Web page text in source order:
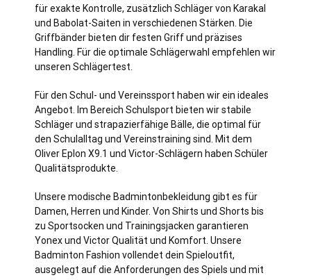
für exakte Kontrolle, zusätzlich Schläger von Karakal
und Babolat-Saiten in verschiedenen Stärken. Die
Griffbänder bieten dir festen Griff und präzises
Handling. Für die optimale Schlägerwahl empfehlen wir
unseren Schlägertest.
Für den Schul- und Vereinssport haben wir ein ideales
Angebot. Im Bereich Schulsport bieten wir stabile
Schläger und strapazierfähige Bälle, die optimal für
den Schulalltag und Vereinstraining sind. Mit dem
Oliver Eplon X9.1 und Victor-Schlägern haben Schüler
Qualitätsprodukte.
Unsere modische Badmintonbekleidung gibt es für
Damen, Herren und Kinder. Von Shirts und Shorts bis
zu Sportsocken und Trainingsjacken garantieren
Yonex und Victor Qualität und Komfort. Unsere
Badminton Fashion vollendet dein Spieloutfit,
ausgelegt auf die Anforderungen des Spiels und mit